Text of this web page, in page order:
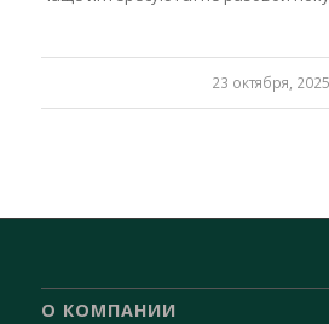
23 октября, 2025
О КОМПАНИИ